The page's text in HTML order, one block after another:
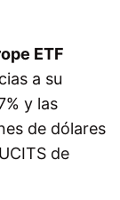
ETF
a su
y las
de dólares
de